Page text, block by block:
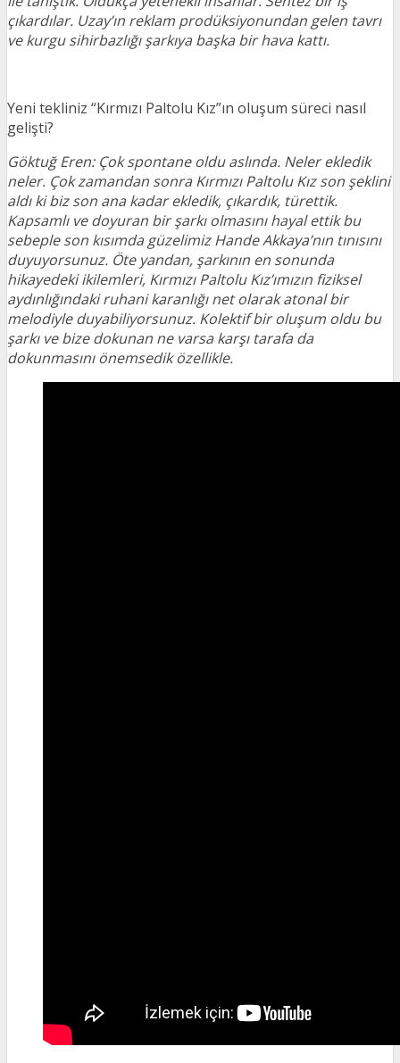
çıkardılar. Uzay’ın reklam prodüksiyonundan gelen tavrı
ve kurgu sihirbazlığı şarkıya başka bir hava kattı.
Yeni tekliniz “Kırmızı Paltolu Kız”ın oluşum süreci nasıl
gelişti?
Göktuğ Eren: Çok spontane oldu aslında. Neler ekledik
neler. Çok zamandan sonra Kırmızı Paltolu Kız son şeklini
aldı ki biz son ana kadar ekledik, çıkardık, türettik.
Kapsamlı ve doyuran bir şarkı olmasını hayal ettik bu
sebeple son kısımda güzelimiz Hande Akkaya’nın tınısını
duyuyorsunuz. Öte yandan, şarkının en sonunda
hikayedeki ikilemleri, Kırmızı Paltolu Kız’ımızın fiziksel
aydınlığındaki ruhani karanlığı net olarak atonal bir
melodiyle duyabiliyorsunuz. Kolektif bir oluşum oldu bu
şarkı ve bize dokunan ne varsa karşı tarafa da
dokunmasını önemsedik özellikle.